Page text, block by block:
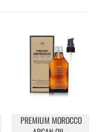
PREMIUM MOROCCO